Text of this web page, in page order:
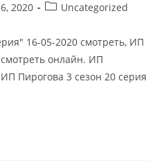
2020 Uncategorized
16-05-2020 смотреть, ИП
онлайн. ИП
Пирогова 3 сезон 20 серия